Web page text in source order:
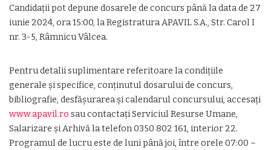
Candidații pot depune dosarele de concurs până la data de 27
iunie 2024, ora 15:00, la Registratura APAVIL S.A., Str. Carol I
nr. 3-5, Râmnicu Vâlcea.
Pentru detalii suplimentare referitoare la condițiile
generale și specifice, conținutul dosarului de concurs,
bibliografie, desfășurarea și calendarul concursului, accesați
www.apavil.ro sau contactați Serviciul Resurse Umane,
Salarizare și Arhivă la telefon 0350 802 161, interior 22.
Programul de lucru este de luni până joi, între orele 07:00 –